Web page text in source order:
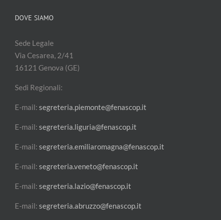
DOVE SIAMO
Sede Legale
Via Cesarea, 2/41
16121 Genova (GE)
Sedi Regionali:
E-mail: segreteria.piemonte@fenascop.it
E-mail: segreteria.liguria@fenascop.it
E-mail: segreteria.emiliaromagna@fenascop.it
E-mail: segreteria.veneto@fenascop.it
E-mail: segreteria.lazio@fenascop.it
E-mail: segreteria.abruzzo@fenascop.it